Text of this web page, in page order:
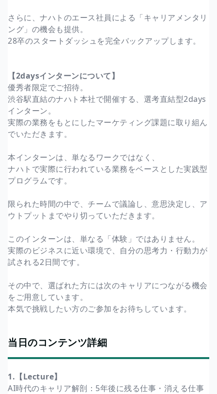
さらに、ナハトのエース社員による「キャリアメンタリ
ング」の機会も提供。
28卒のスタートダッシュを完全バックアップします。
【2daysインターンについて】
優秀者限定でご招待。
渋谷駅直結のナハト本社で開催する、選考直結型2days
インターン。
実際の業務をもとにしたマーケティング課題に取り組ん
でいただきます。
本インターンは、単なるワークではなく、
ナハトで実際に行われている業務をベースとした実践型
プログラムです。
限られた時間の中で、チームで議論し、意思決定し、ア
ウトプットまでやり切っていただきます。
このインターンは、単なる「体験」ではありません。
実際のビジネスに近い環境で、自分の思考力・行動力が
試される2日間です。
その中で、選ばれた方には次のキャリアにつながる機会
をご用意しています。
本気で挑戦したい方のご参加をお待ちしています。
当日のコンテンツ詳細
1.【Lecture】
AI時代のキャリア解剖：5年後に残る仕事・消える仕事